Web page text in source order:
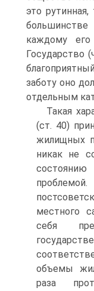
это
каждому его
Государство
заботу оно
отдельным
Такая
(ст. 40)
жилищных
никак не
местного
себя
объемы
раза